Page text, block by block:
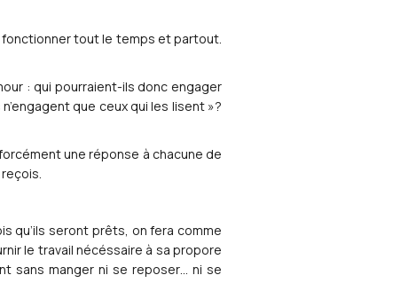
fonctionner tout le temps et partout.
: qui pourraient-ils donc engager
que ceux qui les lisent »?
une réponse à chacune de
qu’ils seront prêts, on fera comme
le travail nécéssaire à sa propore
sans manger ni se reposer… ni se